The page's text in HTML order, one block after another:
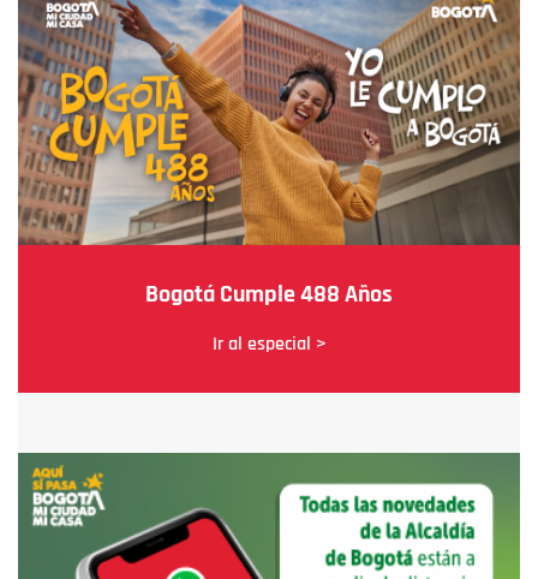
Bogotá Cumple 488 Años
Ir al especial >